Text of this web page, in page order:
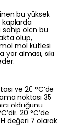
bu yüksek
kaplarda
sahip olan bu
olup,
mol kütlesi
alması, sıkı
ve 20 °C’de
noktası 35
olduğunu
20 °C’de
değeri 7 olarak